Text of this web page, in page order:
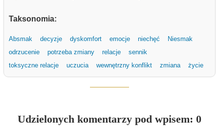
Taksonomia:
Absmak decyzje dyskomfort emocje niechęć
Niesmak
odrzucenie
potrzeba zmiany relacje
sennik
toksyczne relacje
uczucia wewnętrzny konflikt zmiana życie
Udzielonych komentarzy pod wpisem: 0